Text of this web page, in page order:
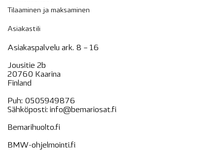
Tilaaminen ja maksaminen
Asiakastili
Asiakaspalvelu ark. 8 – 16
Jousitie 2b
20760 Kaarina
Finland
Puh: 0505949876
Sähköposti: info@bemariosat.fi
Bemarihuolto.fi
BMW-ohjelmointi.fi